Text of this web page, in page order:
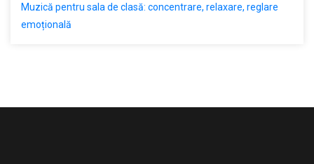
Muzică pentru sala de clasă: concentrare, relaxare, reglare
emoțională